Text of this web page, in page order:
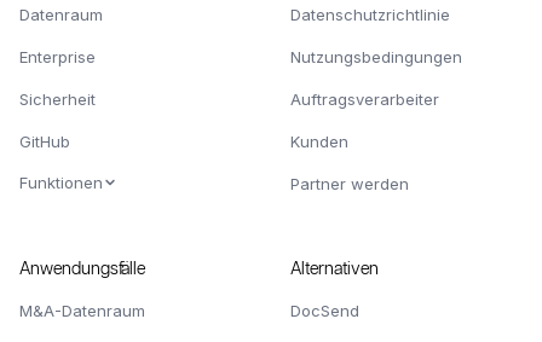
Datenraum
Enterprise
Sicherheit
GitHub
Funktionen
Datenschutzrichtlinie
Nutzungsbedingungen
Auftragsverarbeiter
Kunden
Partner werden
Anwendungsfälle
M&A-Datenraum
Alternativen
DocSend